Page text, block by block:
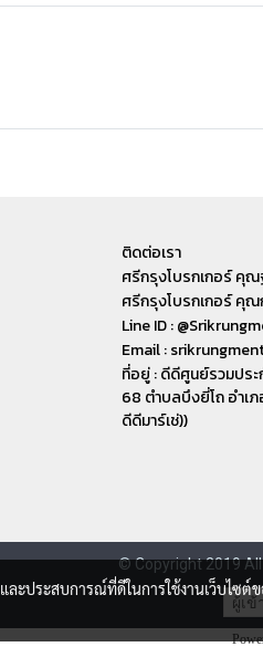
ติดต่อเรา
ศรีกรุงโบรกเกอร์
ศรีกรุงโบรกเกอร์ คุ
Line ID :
Email :
ที่อยู่ : ดีดีศูนย์รวมปร
68 ตำบลบึงยี่โถ อำเ
ดีดีมาร์เช่))
© Copyright 2019
ผู้เ
ะประสบการณ์ที่ดีในการใช้งานเว็บไซต์